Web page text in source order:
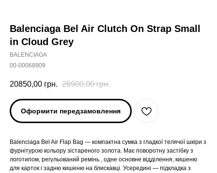
Balenciaga Bel Air Clutch On Strap Small
in Cloud Grey
BALENCIAGA
00-00068909
20850,00 грн. 26900,00 грн.
Оформити передзамовлення
Balenciaga Bel Air Flap Bag — компактна сумка з гладкої телячої шкіри з
фурнітурою кольору зістареного золота. Має поворотну застібку з
логотипом, регульований ремінь , одне основне відділення, кишеню
для карток і задню кишеню на блискавці. Усередині — підкладка з